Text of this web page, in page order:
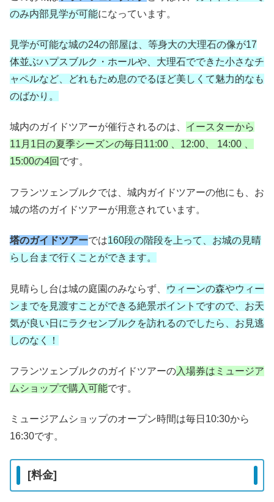
のみ内部見学が可能になっています。
見学が可能な城の24の部屋は、等身大の大理石の像が17
体並ぶハプスブルク・ホールや、大理石でできた小さなチ
ャペルなど、どれもため息のでるほど美しくて魅力的なも
のばかり。
城内のガイドツアーが催行されるのは、 イースターから
11月1日の夏季シーズンの毎日11:00 、12:00、 14:00 、
15:00の4回 です。
フランツェンブルクでは、城内ガイドツアーの他にも、お
城の塔のガイドツアーが用意されています。
塔のガイドツアーでは160段の階段を上って、お城の見晴
らし台まで行くことができます。
見晴らし台は城の庭園のみならず、
ウィーンの森やウィー
ンまでを見渡すことができる絶景ポイントですので、お天
気が良い日にラクセンブルクを訪れるのでしたら、お見逃
しのなく！
フランツェンブルクのガイドツアーの入場券はミュージア
ムショップで購入可能です。
ミュージアムショップのオープン時間は毎日10:30から
16:30です。
[料金]